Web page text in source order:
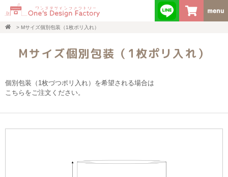
> Mサイズ個別包装（1枚ポリ入れ）
Mサイズ個別包装（1枚ポリ入れ）
個別包装（1枚づつポリ入れ）を希望される場合は
こちらをご注文ください。